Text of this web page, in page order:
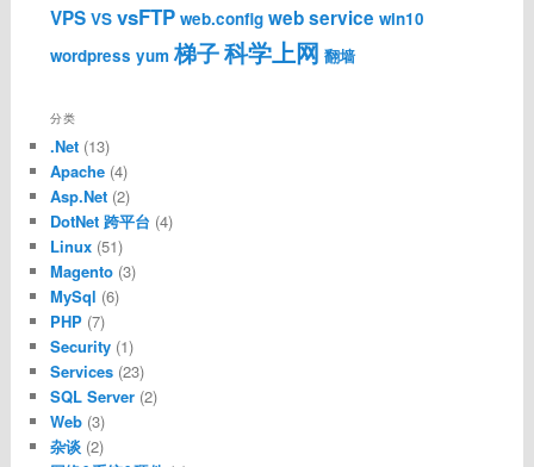
VPS VS vsFTP web.config web service win10
wordpress yum 梯子科学上网 翻墙
分类
.Net(13)
Apache(4)
Asp.Net(2)
DotNet 跨平台 (4)
Linux(51)
Magento(3)
MySql (6)
PHP(7)
Security(1)
Services(23)
SQL Server(2)
Web(3)
杂谈(2)